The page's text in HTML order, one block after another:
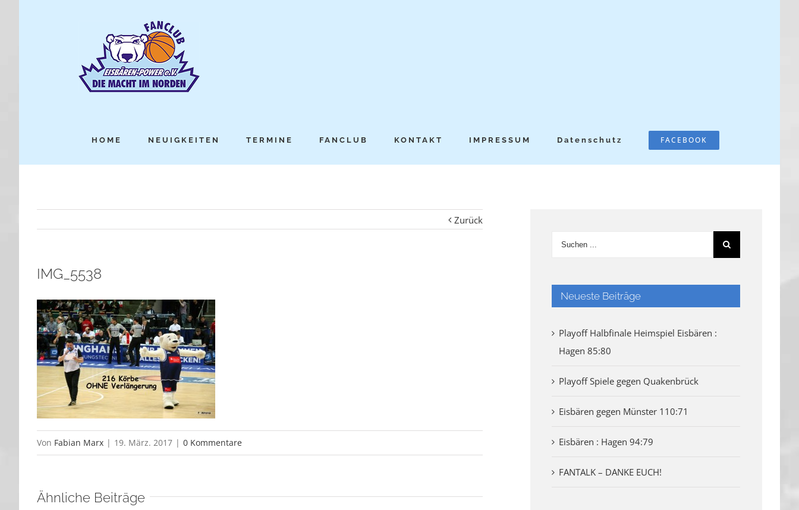
HOME NEUIGKEITEN TERMINE FANCLUB KONTAKT IMPRESSUM Datenschutz FACEBOOK
Zurück
IMG_5538
Von Fabian Marx | 19. März. 2017 | 0 Kommentare
Ähnliche Beiträge
Neueste Beiträge
Playoff Halbfinale Heimspiel Eisbären :
Hagen 85:80
Playoff Spiele gegen Quakenbrück
Eisbären gegen Münster 110:71
Eisbären : Hagen 94:79
FANTALK – DANKE EUCH!